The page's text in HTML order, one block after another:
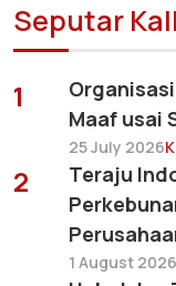
Seputar
1
Maaf usai
25 July 2026
2
Teraju
1 August 2026